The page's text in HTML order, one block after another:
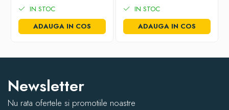
IN STOC
ADAUGA IN COS
IN STOC
ADAUGA IN COS
Newsletter
Nu rata ofertele si promotiile noastre